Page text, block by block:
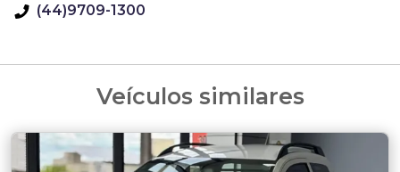
(44)9709-1300
Veículos similares